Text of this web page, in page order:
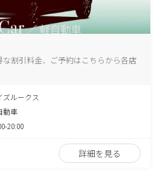
割引料金、ご予約はこちらから各店
ズルークス
動車
20:00
詳細を見る